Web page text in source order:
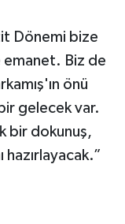
Dönemi bize
emanet. Biz de
önü
gelecek var.
bir dokunuş,
hazırlayacak.”